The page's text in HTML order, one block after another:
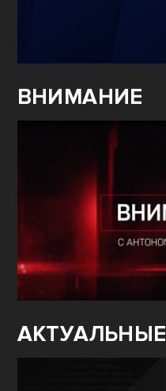
ВНИМАНИЕ
АКТУАЛЬНЫЕ